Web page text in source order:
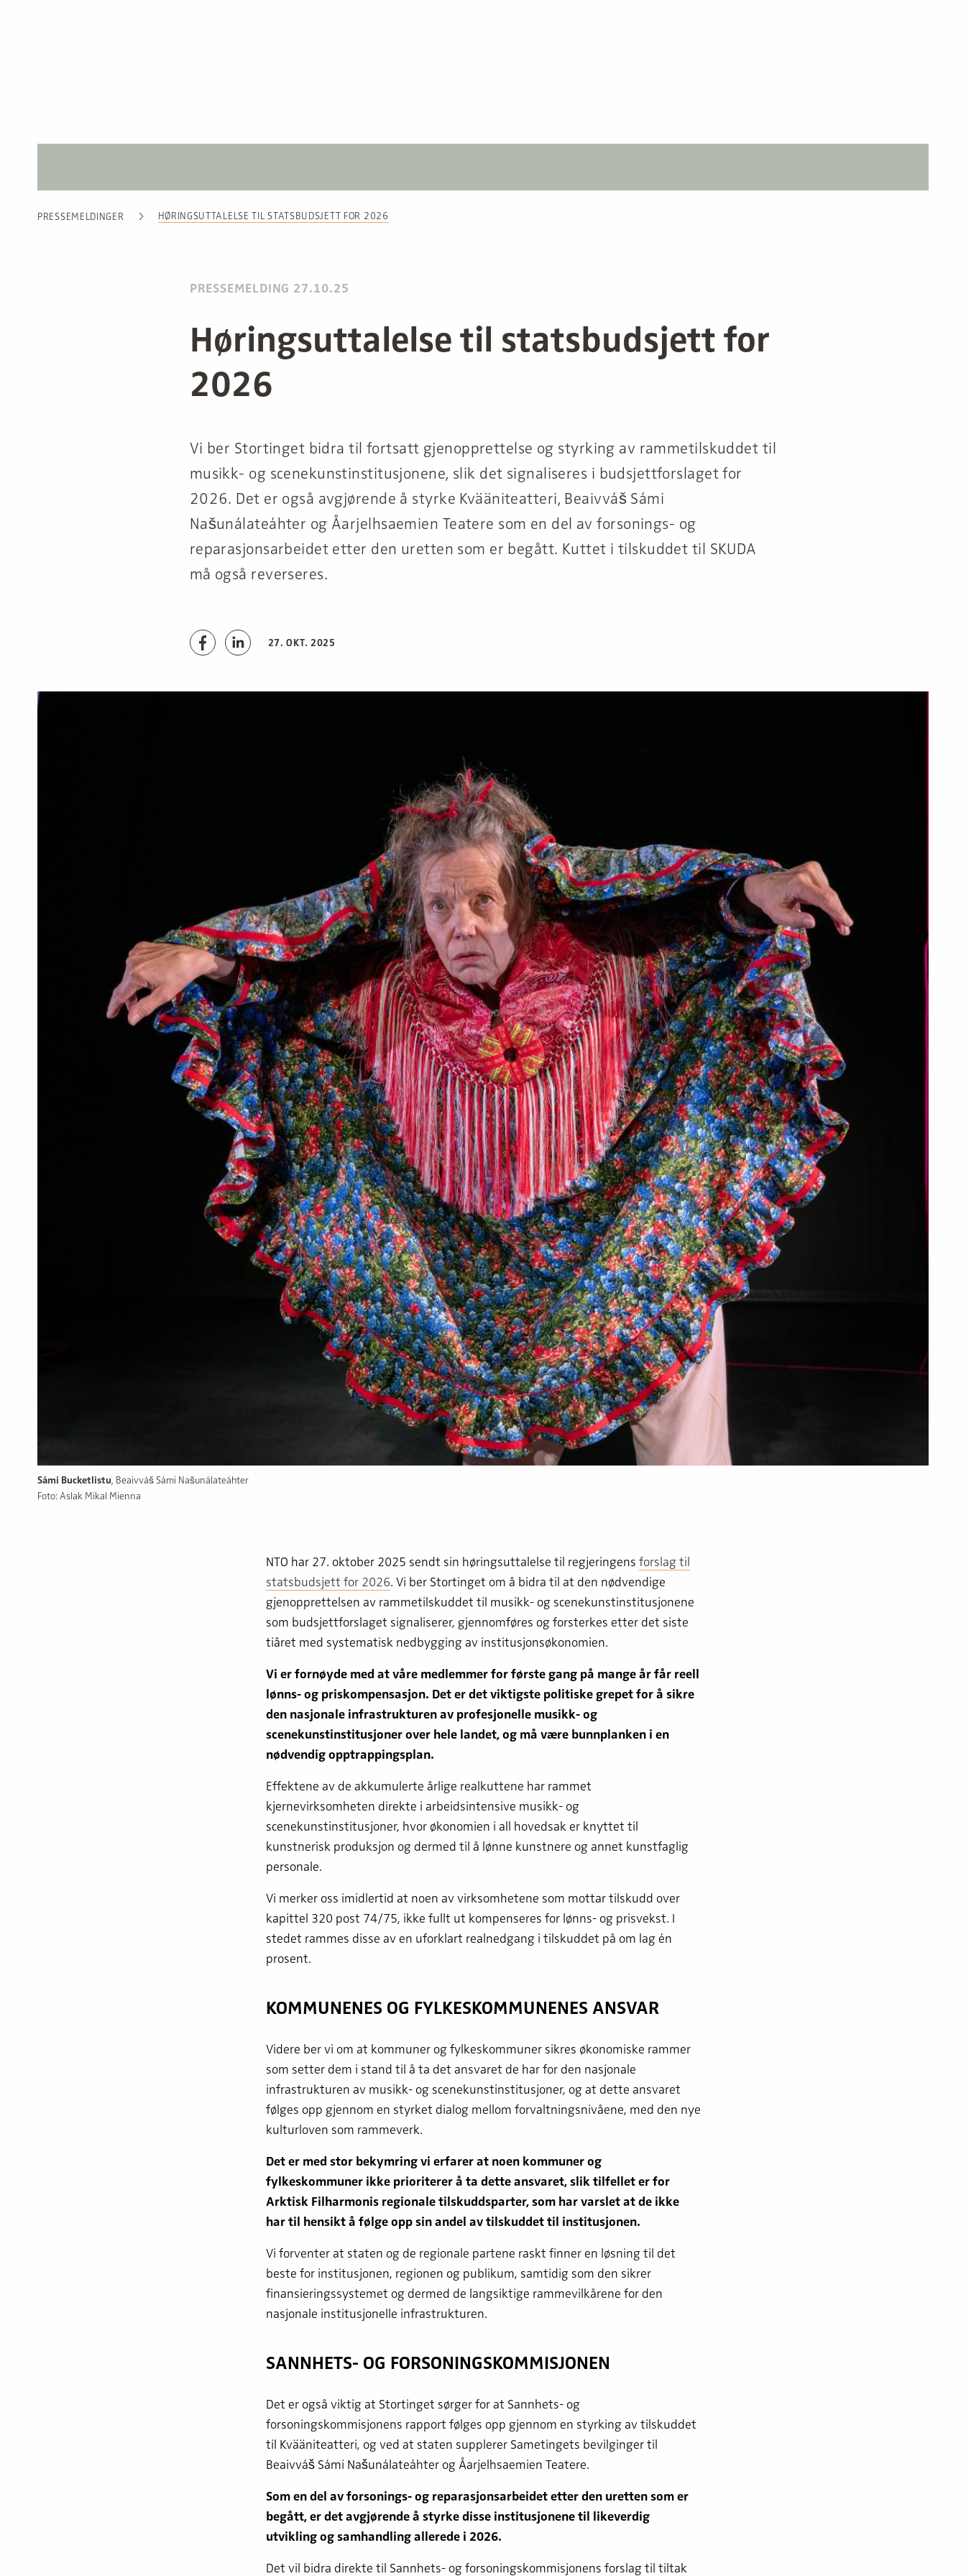
PRESSEMELDINGER HØRINGSUTTALELSE TIL STATSBUDSJETT FOR 2026
PRESSEMELDING 27.10.25
Høringsuttalelse til statsbudsjett for
2026
Vi ber Stortinget bidra til fortsatt gjenopprettelse og styrking av rammetilskuddet til
musikk- og scenekunstinstitusjonene, slik det signaliseres i budsjettforslaget for
2026. Det er også avgjørende å styrke Kvääniteatteri, Beaivváš Sámi
Našunálateáhter og Åarjelhsaemien Teatere som en del av forsonings- og
reparasjonsarbeidet etter den uretten som er begått. Kuttet i tilskuddet til SKUDA
må også reverseres.
27. OKT. 2025
Sámi Bucketlistu, Beaivváš Sámi Našunálateáhter
Foto: Aslak Mikal Mienna
NTO har 27. oktober 2025 sendt sin høringsuttalelse til regjeringens forslag til
statsbudsjett for 2026. Vi ber Stortinget om å bidra til at den nødvendige
gjenopprettelsen av rammetilskuddet til musikk- og scenekunstinstitusjonene
som budsjettforslaget signaliserer, gjennomføres og forsterkes etter det siste
tiåret med systematisk nedbygging av institusjonsøkonomien.
Vi er fornøyde med at våre medlemmer for første gang på mange år får reell
lønns- og priskompensasjon. Det er det viktigste politiske grepet for å sikre
den nasjonale infrastrukturen av profesjonelle musikk- og
scenekunstinstitusjoner over hele landet, og må være bunnplanken i en
nødvendig opptrappingsplan.
Effektene av de akkumulerte årlige realkuttene har rammet
kjernevirksomheten direkte i arbeidsintensive musikk- og
scenekunstinstitusjoner, hvor økonomien i all hovedsak er knyttet til
kunstnerisk produksjon og dermed til å lønne kunstnere og annet kunstfaglig
personale.
Vi merker oss imidlertid at noen av virksomhetene som mottar tilskudd over
kapittel 320 post 74/75, ikke fullt ut kompenseres for lønns- og prisvekst. I
stedet rammes disse av en uforklart realnedgang i tilskuddet på om lag én
prosent.
KOMMUNENES OG FYLKESKOMMUNENES ANSVAR
Videre ber vi om at kommuner og fylkeskommuner sikres økonomiske rammer
som setter dem i stand til å ta det ansvaret de har for den nasjonale
infrastrukturen av musikk- og scenekunstinstitusjoner, og at dette ansvaret
følges opp gjennom en styrket dialog mellom forvaltningsnivåene, med den nye
kulturloven som rammeverk.
Det er med stor bekymring vi erfarer at noen kommuner og
fylkeskommuner ikke prioriterer å ta dette ansvaret, slik tilfellet er for
Arktisk Filharmonis regionale tilskuddsparter, som har varslet at de ikke
har til hensikt å følge opp sin andel av tilskuddet til institusjonen.
Vi forventer at staten og de regionale partene raskt finner en løsning til det
beste for institusjonen, regionen og publikum, samtidig som den sikrer
finansieringssystemet og dermed de langsiktige rammevilkårene for den
nasjonale institusjonelle infrastrukturen.
SANNHETS- OG FORSONINGSKOMMISJONEN
Det er også viktig at Stortinget sørger for at Sannhets- og
forsoningskommisjonens rapport følges opp gjennom en styrking av tilskuddet
til Kvääniteatteri, og ved at staten supplerer Sametingets bevilginger til
Beaivváš Sámi Našunálateáhter og Åarjelhsaemien Teatere.
Som en del av forsonings- og reparasjonsarbeidet etter den uretten som er
begått, er det avgjørende å styrke disse institusjonene til likeverdig
utvikling og samhandling allerede i 2026.
Det vil bidra direkte til Sannhets- og forsoningskommisjonens forslag til tiltak